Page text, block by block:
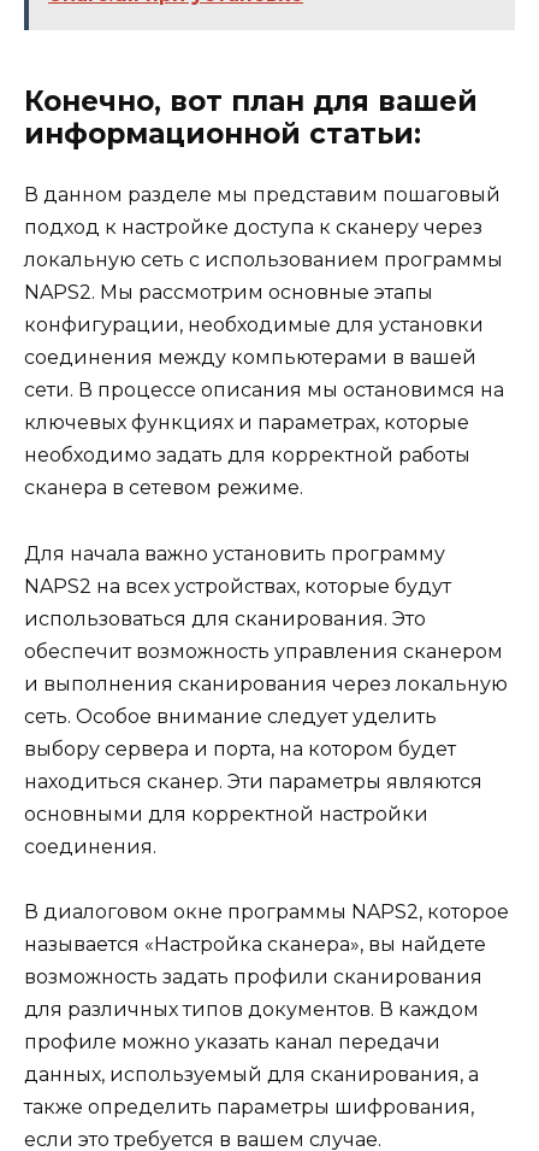
Конечно, вот план для вашей
информационной статьи:
В данном разделе мы представим пошаговый
подход к настройке доступа к сканеру через
локальную сеть с использованием программы
NAPS2. Мы рассмотрим основные этапы
конфигурации, необходимые для установки
соединения между компьютерами в вашей
сети. В процессе описания мы остановимся на
ключевых функциях и параметрах, которые
необходимо задать для корректной работы
сканера в сетевом режиме.
Для начала важно установить программу
NAPS2 на всех устройствах, которые будут
использоваться для сканирования. Это
обеспечит возможность управления сканером
и выполнения сканирования через локальную
сеть. Особое внимание следует уделить
выбору сервера и порта, на котором будет
находиться сканер. Эти параметры являются
основными для корректной настройки
соединения.
В диалоговом окне программы NAPS2, которое
называется «Настройка сканера», вы найдете
возможность задать профили сканирования
для различных типов документов. В каждом
профиле можно указать канал передачи
данных, используемый для сканирования, а
также определить параметры шифрования,
если это требуется в вашем случае.